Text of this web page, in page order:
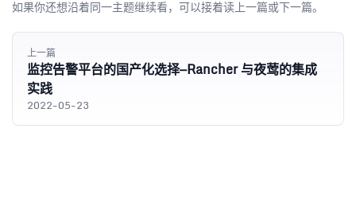
如果你还想沿着同一主题继续看，可以接着读上一篇或下一篇。
上一篇
监控告警平台的国产化选择—Rancher 与夜莺的集成
实践
2022-05-23